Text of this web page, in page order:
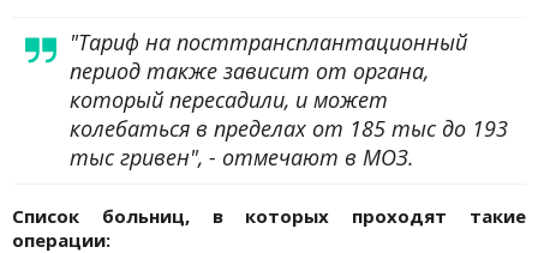
"Тариф на посттрансплантационный
период также зависит от органа,
который пересадили, и может
колебаться в пределах от 185 тыс до 193
тыс гривен", - отмечают в МОЗ.
Список больниц, в которых проходят такие
операции: